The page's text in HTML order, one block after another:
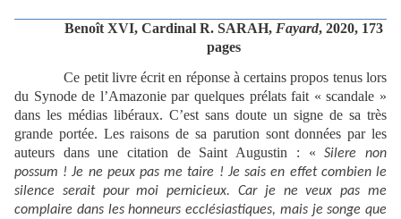
Benoît XVI, Cardinal R. SARAH, Fayard, 2020, 173
pages
Ce petit livre écrit en réponse à certains propos tenus lors
du Synode de l’Amazonie par quelques prélats fait « scandale »
dans les médias libéraux. C’est sans doute un signe de sa très
grande portée. Les raisons de sa parution sont données par les
auteurs dans une citation de Saint Augustin : «Silere non
possum ! Je ne peux pas me taire ! Je sais en effet combien le
silence serait pour moi pernicieux. Car je ne veux pas me
complaire dans les honneurs ecclésiastiques, mais je songe que